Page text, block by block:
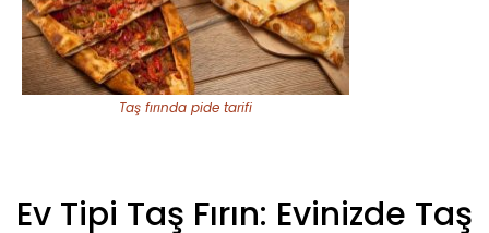
Taş fırında pide tarifi
Ev Tipi Taş Fırın: Evinizde Taş